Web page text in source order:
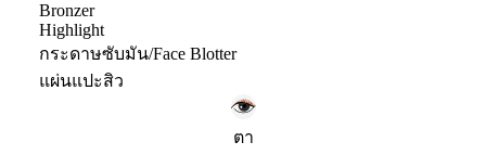
Bronzer
Highlight
กระดาษซับมัน/Face Blotter
แผ่นแปะสิว
ตา